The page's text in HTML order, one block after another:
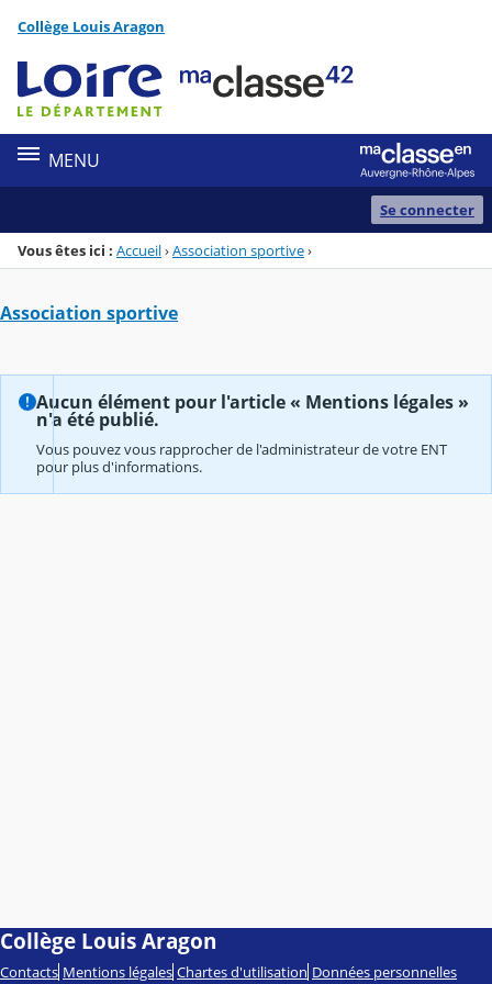
Menu de la rubrique
Contenu
Collège Louis Aragon
MENU
Se connecter
Vous êtes ici : Accueil›Association sportive›
Association sportive
Aucun élément pour l'article « Mentions légales »
n'a été publié.
Vous pouvez vous rapprocher de l'administrateur de votre ENT
pour plus d'informations.
Collège Louis Aragon
Contacts Mentions légales Chartes d'utilisation Données personnelles